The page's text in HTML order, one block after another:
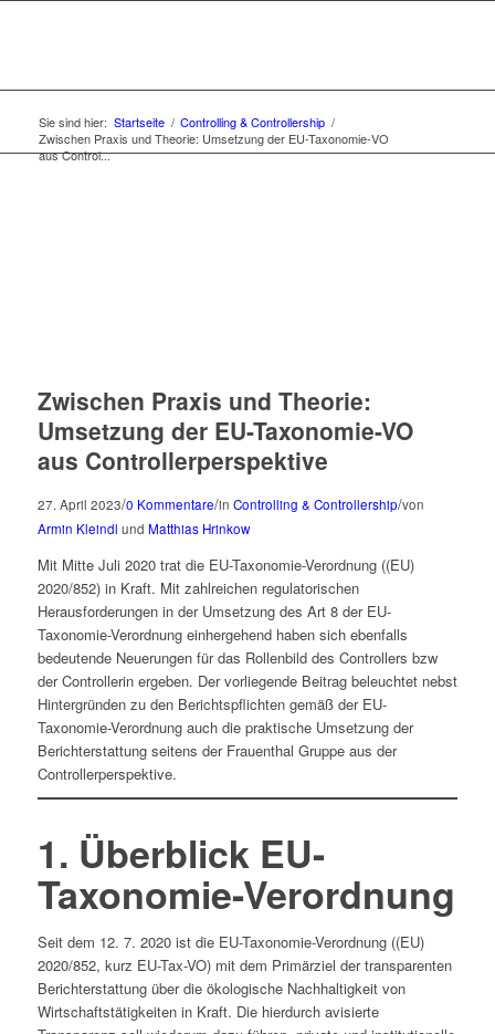
Sie sind hier: Startseite / Controlling & Controllership /
Zwischen Praxis und Theorie: Umsetzung der EU-Taxonomie-VO
aus Control...
Zwischen Praxis und Theorie:
Umsetzung der EU-Taxonomie-VO
aus Controllerperspektive
27. April 2023/0 Kommentare/in Controlling & Controllership/von
Armin Kleindl und Matthias Hrinkow
Mit Mitte Juli 2020 trat die EU-Taxonomie-Verordnung ((EU)
2020/852) in Kraft. Mit zahlreichen regulatorischen
Herausforderungen in der Umsetzung des Art 8 der EU-
Taxonomie-Verordnung einhergehend haben sich ebenfalls
bedeutende Neuerungen für das Rollenbild des Controllers bzw
der Controllerin ergeben. Der vorliegende Beitrag beleuchtet nebst
Hintergründen zu den Berichts­pflichten gemäß der EU-
Taxonomie-Verordnung auch die praktische Umsetzung der
Berichterstattung seitens der Frauenthal Gruppe aus der
Controllerperspektive.
1. Überblick EU-
Taxonomie-Verordnung
Seit dem 12. 7. 2020 ist die EU-Taxonomie-Verordnung ((EU)
2020/852, kurz EU-Tax-VO) mit dem Primärziel der transparenten
Berichterstattung über die ökologische Nachhaltigkeit von
Wirtschaftstätigkeiten in Kraft. Die hierdurch avisierte